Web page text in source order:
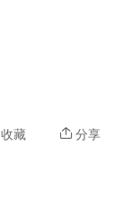
收藏 分享